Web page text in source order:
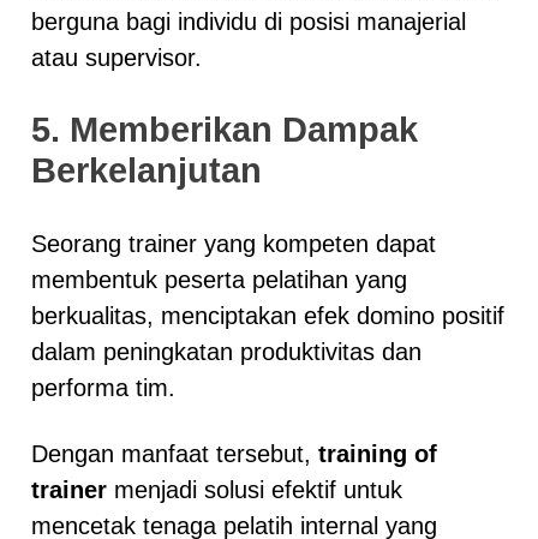
berguna bagi individu di posisi manajerial
atau supervisor.
5. Memberikan Dampak
Berkelanjutan
Seorang trainer yang kompeten dapat
membentuk peserta pelatihan yang
berkualitas, menciptakan efek domino positif
dalam peningkatan produktivitas dan
performa tim.
Dengan manfaat tersebut, training of
trainermenjadi solusi efektif untuk
mencetak tenaga pelatih internal yang